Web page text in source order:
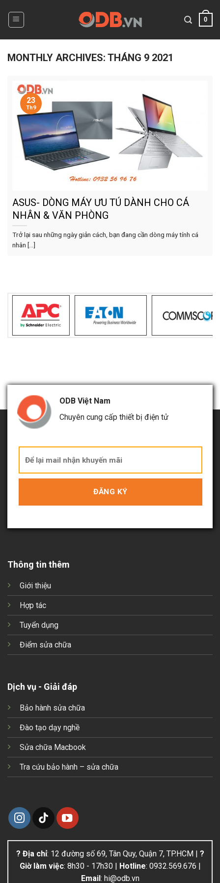
content
0
MONTHLY ARCHIVES: THÁNG 9 2021
ASUS- DÒNG MÁY ƯU TÚ DÀNH CHO CÁ
NHÂN & VĂN PHÒNG
Trở lại sau những ngày giản cách, bạn đang cần dòng máy tính cá
nhân [...]
23
Th9
ODB Việt Nam
Chuyên cung cấp thiết bị điện tử
Thông tin thêm
Giới thiệu
Hợp tác
Tuyển dụng
Điểm sửa chữa
Dịch vụ - Giải đáp
Bảo hành sửa chữa
Đào tạo dạy nghề
Sửa chữa Macbook
Tra cứu bảo hành – sửa chữa
? Địa chỉ: 12 đường số 69, Tân Quy, Quận 7, TP.HCM | ?
Giờ làm việc: 8h30 - 17h30 | Hotline: 0932.569.676 |
Email : hi@odb.vn